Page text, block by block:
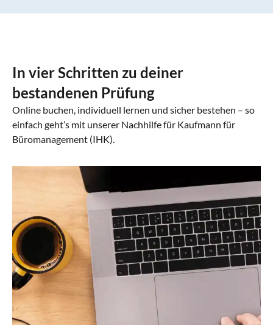
In vier Schritten zu deiner
bestandenen Prüfung
Online buchen, individuell lernen und sicher bestehen – so
einfach geht’s mit unserer Nachhilfe für Kaufmann für
Büromanagement (IHK).